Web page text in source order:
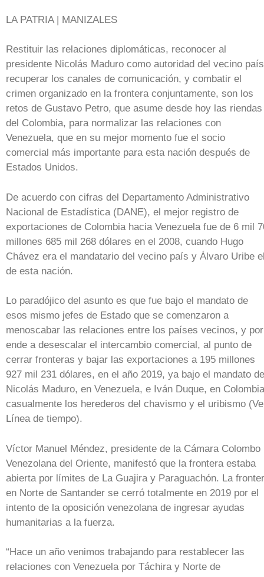
LA PATRIA | MANIZALES
Restituir las relaciones diplomáticas, reconocer al
presidente Nicolás Maduro como autoridad del vecino
recuperar los canales de comunicación, y combatir el
crimen organizado en la frontera conjuntamente, son los
retos de Gustavo Petro, que asume desde hoy las riendas
del Colombia, para normalizar las relaciones con
Venezuela, que en su mejor momento fue el socio
comercial más importante para esta nación después de
Estados Unidos.
De acuerdo con cifras del Departamento Administrativo
Nacional de Estadística (DANE), el mejor registro de
exportaciones de Colombia hacia Venezuela fue de 6 mil
millones 685 mil 268 dólares en el 2008, cuando Hugo
Chávez era el mandatario del vecino país y Álvaro Uribe
de esta nación.
Lo paradójico del asunto es que fue bajo el mandato de
esos mismo jefes de Estado que se comenzaron a
menoscabar las relaciones entre los países vecinos, y por
ende a desescalar el intercambio comercial, al punto de
cerrar fronteras y bajar las exportaciones a 195 millones
927 mil 231 dólares, en el año 2019, ya bajo el mandato de
Nicolás Maduro, en Venezuela, e Iván Duque, en
casualmente los herederos del chavismo y el uribismo
Línea de tiempo).
Víctor Manuel Méndez, presidente de la Cámara Colombo
Venezolana del Oriente, manifestó que la frontera estaba
abierta por límites de La Guajira y Paraguachón. La
en Norte de Santander se cerró totalmente en 2019 por el
intento de la oposición venezolana de ingresar ayudas
humanitarias a la fuerza.
“Hace un año venimos trabajando para restablecer las
relaciones con Venezuela por Táchira y Norte de